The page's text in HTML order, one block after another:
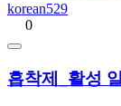
korean529
0
흡착제_활성